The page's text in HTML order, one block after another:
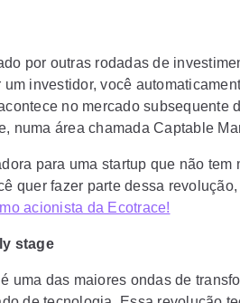
por outras rodadas de
um investidor, você
no mercado subsequente
numa área chamada Captable
para uma startup que não tem
quer fazer parte dessa
acionista da Ecotrace!
stage
uma das maiores ondas de